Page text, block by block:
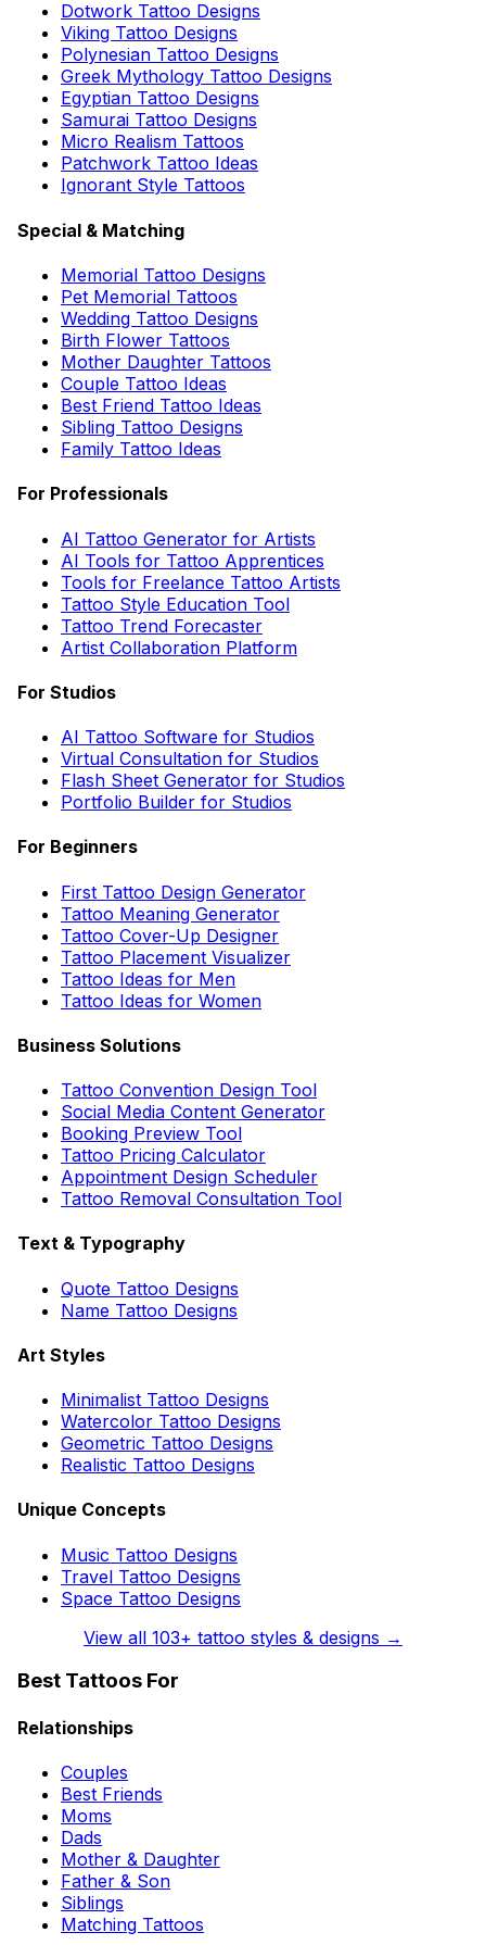
Dotwork Tattoo Designs
Viking Tattoo Designs
Polynesian Tattoo Designs
Greek Mythology Tattoo Designs
Egyptian Tattoo Designs
Samurai Tattoo Designs
Micro Realism Tattoos
Patchwork Tattoo Ideas
Ignorant Style Tattoos
Special & Matching
Memorial Tattoo Designs
Pet Memorial Tattoos
Wedding Tattoo Designs
Birth Flower Tattoos
Mother Daughter Tattoos
Couple Tattoo Ideas
Best Friend Tattoo Ideas
Sibling Tattoo Designs
Family Tattoo Ideas
For Professionals
AI Tattoo Generator for Artists
AI Tools for Tattoo Apprentices
Tools for Freelance Tattoo Artists
Tattoo Style Education Tool
Tattoo Trend Forecaster
Artist Collaboration Platform
For Studios
AI Tattoo Software for Studios
Virtual Consultation for Studios
Flash Sheet Generator for Studios
Portfolio Builder for Studios
For Beginners
First Tattoo Design Generator
Tattoo Meaning Generator
Tattoo Cover-Up Designer
Tattoo Placement Visualizer
Tattoo Ideas for Men
Tattoo Ideas for Women
Business Solutions
Tattoo Convention Design Tool
Social Media Content Generator
Booking Preview Tool
Tattoo Pricing Calculator
Appointment Design Scheduler
Tattoo Removal Consultation Tool
Text & Typography
Quote Tattoo Designs
Name Tattoo Designs
Art Styles
Minimalist Tattoo Designs
Watercolor Tattoo Designs
Geometric Tattoo Designs
Realistic Tattoo Designs
Unique Concepts
Music Tattoo Designs
Travel Tattoo Designs
Space Tattoo Designs
View all 103+ tattoo styles & designs →
Best Tattoos For
Relationships
Couples
Best Friends
Moms
Dads
Mother & Daughter
Father & Son
Siblings
Matching Tattoos